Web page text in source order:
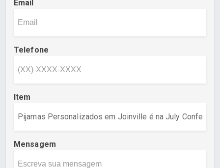
Email
Telefone
Item
Mensagem